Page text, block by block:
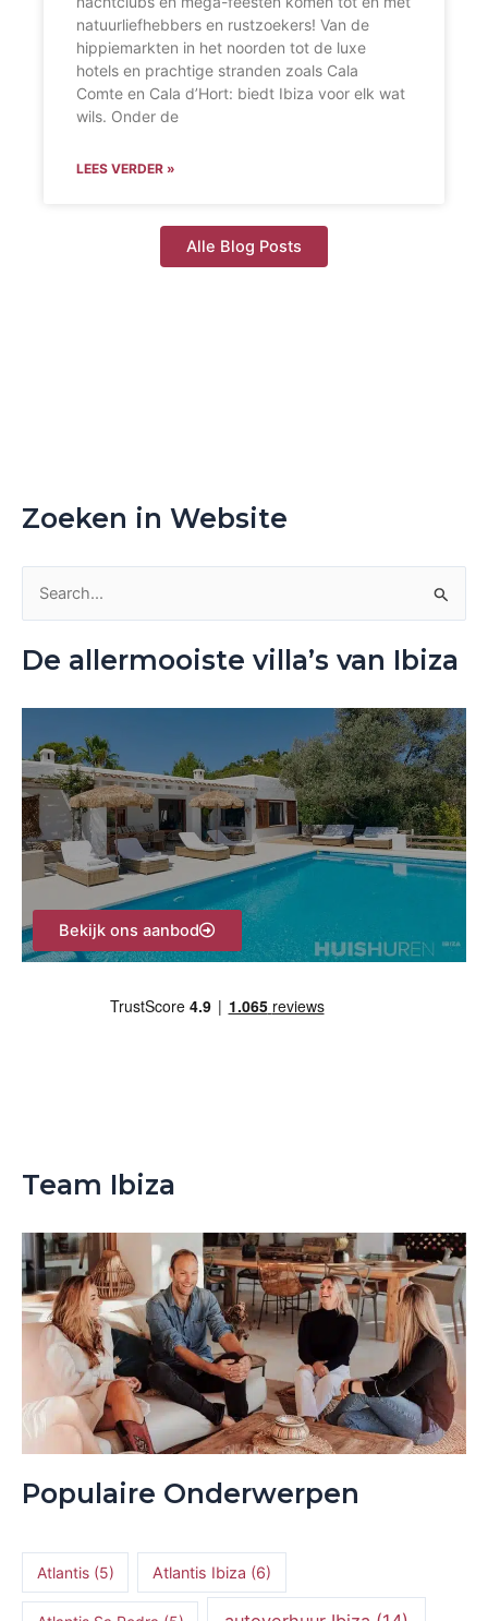
natuurliefhebbers en rustzoekers! Van de
hippiemarkten in het noorden tot de luxe
hotels en prachtige stranden zoals Cala
Comte en Cala d’Hort: biedt Ibiza voor elk wat
wils. Onder de
LEES VERDER »
Alle Blog Posts
Zoeken in Website
a
a
r
:
De allermooiste villa’s van Ibiza
Bekijk ons aanbod
Team Ibiza
Populaire Onderwerpen
Atlantis(5) Atlantis Ibiza (6)